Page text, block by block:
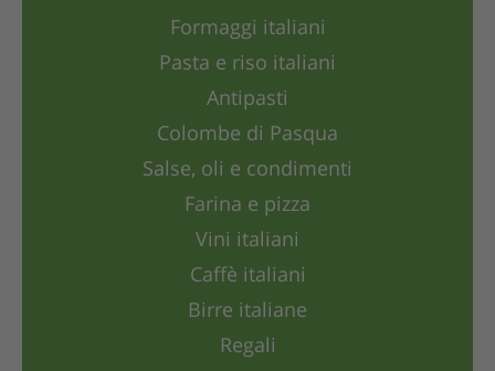
Formaggi italiani
Pasta e riso italiani
Antipasti
Colombe di Pasqua
Salse, oli e condimenti
Farina e pizza
Vini italiani
Caffè italiani
Birre italiane
Regali